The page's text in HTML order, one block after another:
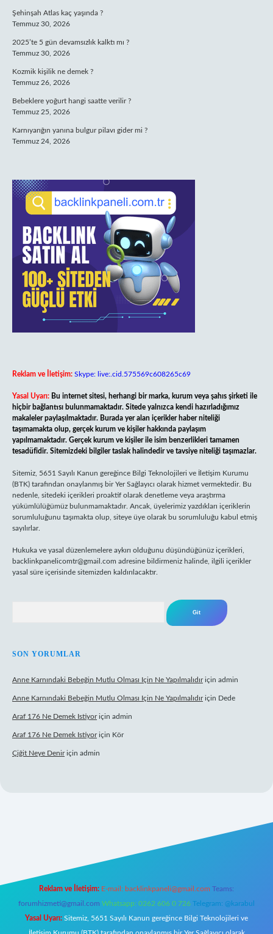
Şehinşah Atlas kaç yaşında ?
Temmuz 30, 2026
2025’te 5 gün devamsızlık kalktı mı ?
Temmuz 30, 2026
Kozmik kişilik ne demek ?
Temmuz 26, 2026
Bebeklere yoğurt hangi saatte verilir ?
Temmuz 25, 2026
Karnıyarığın yanına bulgur pilavı gider mi ?
Temmuz 24, 2026
Reklam ve İletişim: Skype: live:.cid.575569c608265c69
Yasal Uyarı: Bu internet sitesi, herhangi bir marka, kurum veya şahıs şirketi ile
hiçbir bağlantısı bulunmamaktadır. Sitede yalnızca kendi hazırladığımız
makaleler paylaşılmaktadır. Burada yer alan içerikler haber niteliği
taşımamakta olup, gerçek kurum ve kişiler hakkında paylaşım
yapılmamaktadır. Gerçek kurum ve kişiler ile isim benzerlikleri tamamen
tesadüfidir. Sitemizdeki bilgiler taslak halindedir ve tavsiye niteliği taşımazlar.
Sitemiz, 5651 Sayılı Kanun gereğince Bilgi Teknolojileri ve İletişim Kurumu
(BTK) tarafından onaylanmış bir Yer Sağlayıcı olarak hizmet vermektedir. Bu
nedenle, sitedeki içerikleri proaktif olarak denetleme veya araştırma
yükümlülüğümüz bulunmamaktadır. Ancak, üyelerimiz yazdıkları içeriklerin
sorumluluğunu taşımakta olup, siteye üye olarak bu sorumluluğu kabul etmiş
sayılırlar.
Hukuka ve yasal düzenlemelere aykırı olduğunu düşündüğünüz içerikleri,
backlinkpanelicomtr@gmail.com adresine bildirmeniz halinde, ilgili içerikler
yasal süre içerisinde sitemizden kaldırılacaktır.
SON YORUMLAR
Anne Karnındaki Bebeğin Mutlu Olması Için Ne Yapılmalıdıriçin admin
Anne Karnındaki Bebeğin Mutlu Olması Için Ne Yapılmalıdıriçin Dede
Araf 176 Ne Demek Istiyoriçin admin
Araf 176 Ne Demek Istiyoriçin Kör
Çiğit Neye Deniriçin admin
Reklam ve İletişim: E-mail: backlinkpaneli@gmail.com Teams:
forumhizmeti@gmail.com Whatsapp: 0262 606 0 726 Telegram: @karabul
Yasal Uyarı: Sitemiz, 5651 Sayılı Kanun gereğince Bilgi Teknolojileri ve